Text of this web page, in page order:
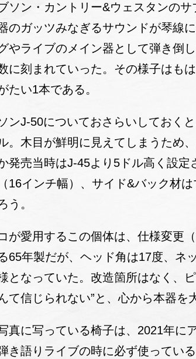
ソン・カントリー&ウェスタンの
のガッツみなぎるサウンドが琴線
やライブのメイン器として弾き倒
に刻まれていった。その様子はも
たい1本である。
ンJ-50についておさらいしておく
。木目が鮮明に見えてしまうため
発売当時はJ-45より5ドル高く設
16インチ幅）、サイド&バック材
う。
が愛用するこの個体は、仕様変更
65年製だが、ヘッド角は17度、ネ
となっていた。改造箇所はなく、
て信じられない”と、心から本器を
真に写っている椅子は、2021年に
き語りライブの時に必ず使ってい